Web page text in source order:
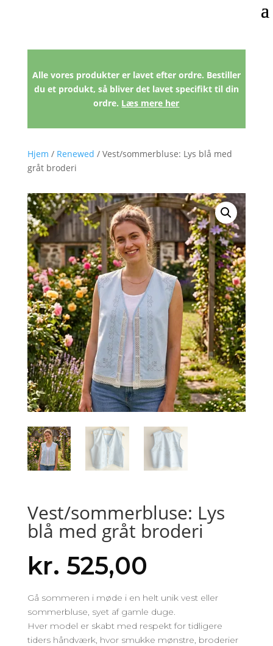
Alle vores produkter er lavet efter ordre. Bestiller
du et produkt, så bliver det lavet specifikt til din
ordre. Læs mere her
Hjem / Renewed / Vest/sommerbluse: Lys blå med
gråt broderi
Vest/sommerbluse: Lys
blå med gråt broderi
kr. 525,00
Gå sommeren i møde i en helt unik vest eller
sommerbluse, syet af gamle duge.
Hver model er skabt med respekt for tidligere
tiders håndværk, hvor smukke mønstre, broderier